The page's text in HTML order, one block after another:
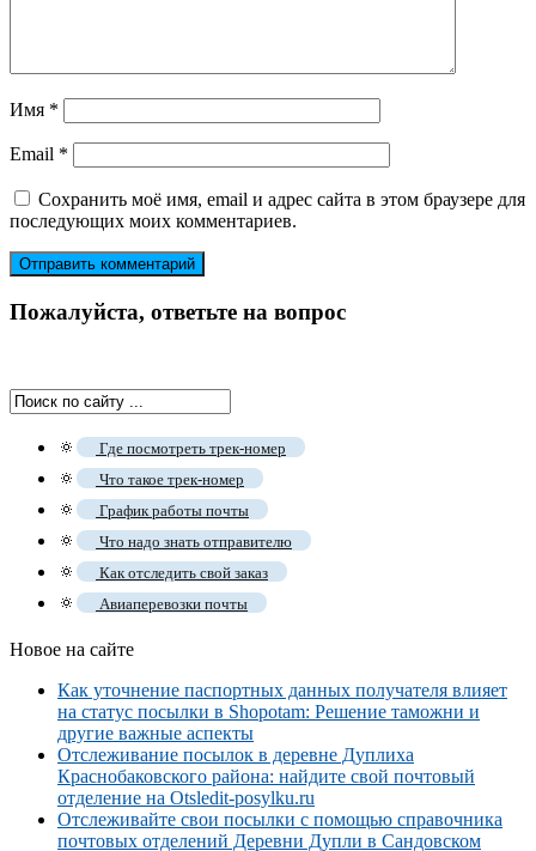
Имя *
Email *
Сохранить моё имя, email и адрес сайта в этом браузере для
последующих моих комментариев.
Пожалуйста, ответьте на вопрос
🔅 Где посмотреть трек-номер
🔅 Что такое трек-номер
🔅 График работы почты
🔅 Что надо знать отправителю
🔅 Как отследить свой заказ
🔅 Авиаперевозки почты
Новое на сайте
Как уточнение паспортных данных получателя влияет
на статус посылки в Shopotam: Решение таможни и
другие важные аспекты
Отслеживание посылок в деревне Дуплиха
Краснобаковского района: найдите свой почтовый
отделение на Otsledit-posylku.ru
Отслеживайте свои посылки с помощью справочника
почтовых отделений Деревни Дупли в Сандовском